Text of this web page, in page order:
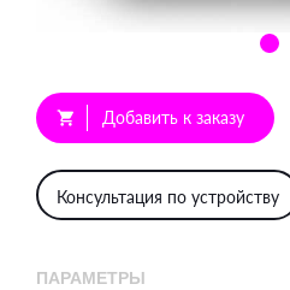
shopping_cart Добавить к заказу
Консультация по устройству
ПАРАМЕТРЫ